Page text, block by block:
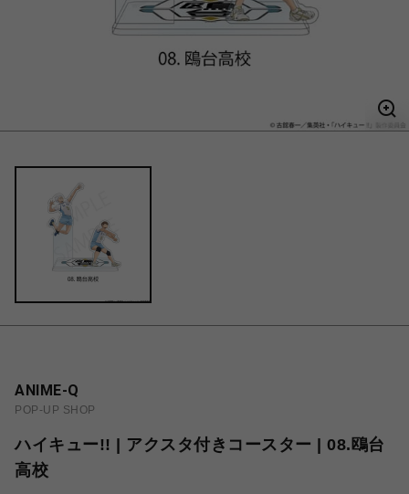
ANIME-Q
POP-UP SHOP
ハイキュー!! | アクスタ付きコースター | 08.鴎台
高校